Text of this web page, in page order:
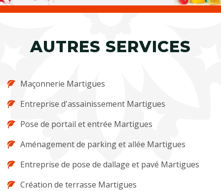
AUTRES SERVICES
Maçonnerie Martigues
Entreprise d'assainissement Martigues
Pose de portail et entrée Martigues
Aménagement de parking et allée Martigues
Entreprise de pose de dallage et pavé Martigues
Création de terrasse Martigues